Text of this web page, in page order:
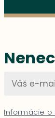
Informácie o